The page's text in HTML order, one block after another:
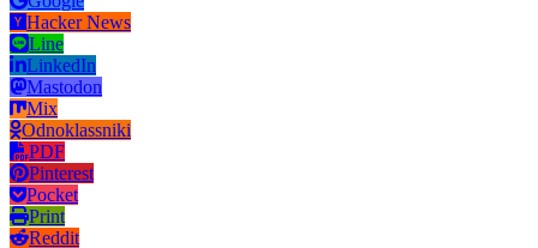
Hacker News
Line
LinkedIn
Mastodon
Mix
Odnoklassniki
PDF
Pinterest
Pocket
Print
Reddit